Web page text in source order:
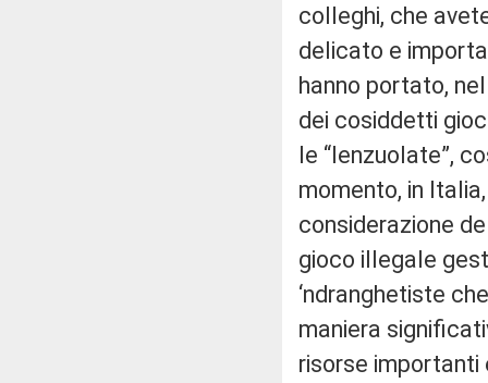
colleghi, che
delicato e
hanno portato,
dei cosiddetti
le “lenzuolate”,
momento, in
considerazione
gioco illegale
‘ndranghetiste
maniera
risorse